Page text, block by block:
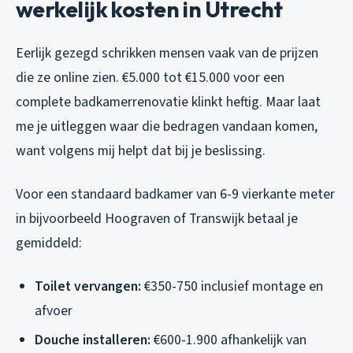
werkelijk kosten in Utrecht
Eerlijk gezegd schrikken mensen vaak van de prijzen
die ze online zien. €5.000 tot €15.000 voor een
complete badkamerrenovatie klinkt heftig. Maar laat
me je uitleggen waar die bedragen vandaan komen,
want volgens mij helpt dat bij je beslissing.
Voor een standaard badkamer van 6-9 vierkante meter
in bijvoorbeeld Hoograven of Transwijk betaal je
gemiddeld:
Toilet vervangen: €350-750 inclusief montage en
afvoer
Douche installeren: €600-1.900 afhankelijk van